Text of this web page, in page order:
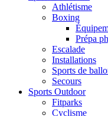
Athlétisme
Boxing
Prépa
Escalade
Installations
Sports de
Secours
Sports Outdoor
Fitparks
Cyclisme